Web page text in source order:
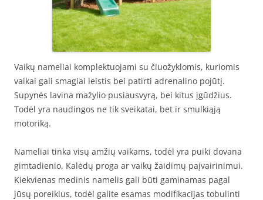
Vaikų nameliai komplektuojami su čiuožyklomis, kuriomis
vaikai gali smagiai leistis bei patirti adrenalino pojūtį.
Supynės lavina mažylio pusiausvyrą, bei kitus įgūdžius.
Todėl yra naudingos ne tik sveikatai, bet ir smulkiąją
motoriką.
Nameliai tinka visų amžių vaikams, todėl yra puiki dovana
gimtadienio, Kalėdų proga ar vaikų žaidimų paįvairinimui.
Kiekvienas medinis namelis gali būti gaminamas pagal
jūsų poreikius, todėl galite esamas modifikacijas tobulinti